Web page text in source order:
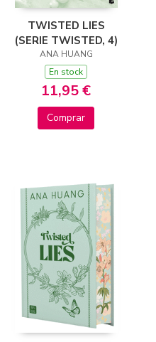
TWISTED LIES
(SERIE TWISTED, 4)
ANA HUANG
En stock
11,95 €
Comprar